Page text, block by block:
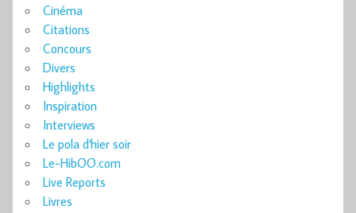
Cinéma
Citations
Concours
Divers
Highlights
Inspiration
Interviews
Le pola d'hier soir
Le-HibOO.com
Live Reports
Livres